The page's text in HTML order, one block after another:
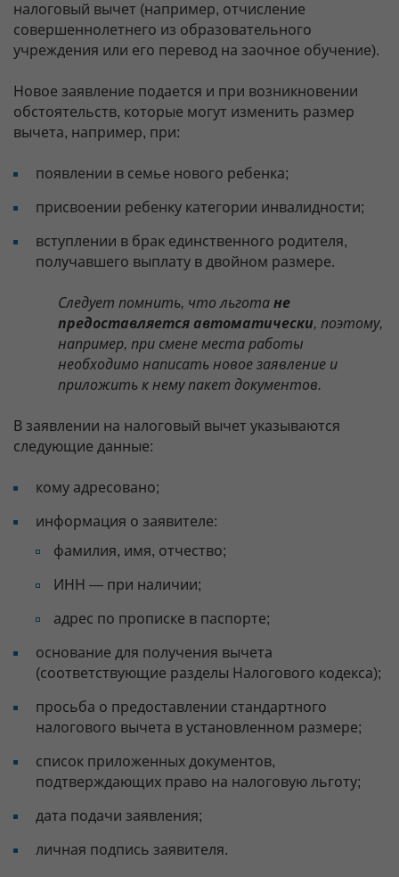
налоговый вычет (например, отчисление
совершеннолетнего из образовательного
учреждения или его перевод на заочное обучение).
Новое заявление подается и при возникновении
обстоятельств, которые могут изменить размер
вычета, например, при:
появлении в семье нового ребенка;
присвоении ребенку категории инвалидности;
вступлении в брак единственного родителя,
получавшего выплату в двойном размере.
Следует помнить, что льгота не
предоставляется автоматически, поэтому,
например, при смене места работы
необходимо написать новое заявление и
приложить к нему пакет документов.
В заявлении на налоговый вычет указываются
следующие данные:
кому адресовано;
информация о заявителе:
фамилия, имя, отчество;
ИНН — при наличии;
адрес по прописке в паспорте;
основание для получения вычета
(соответствующие разделы Налогового кодекса);
просьба о предоставлении стандартного
налогового вычета в установленном размере;
список приложенных документов,
подтверждающих право на налоговую льготу;
дата подачи заявления;
личная подпись заявителя.